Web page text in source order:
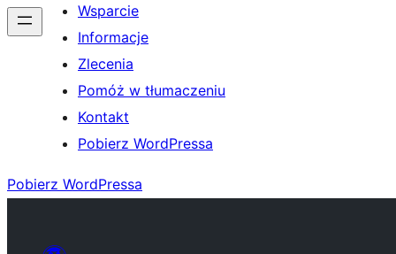
Wsparcie
Informacje
Zlecenia
Pomóż w tłumaczeniu
Kontakt
Pobierz WordPressa
Pobierz WordPressa